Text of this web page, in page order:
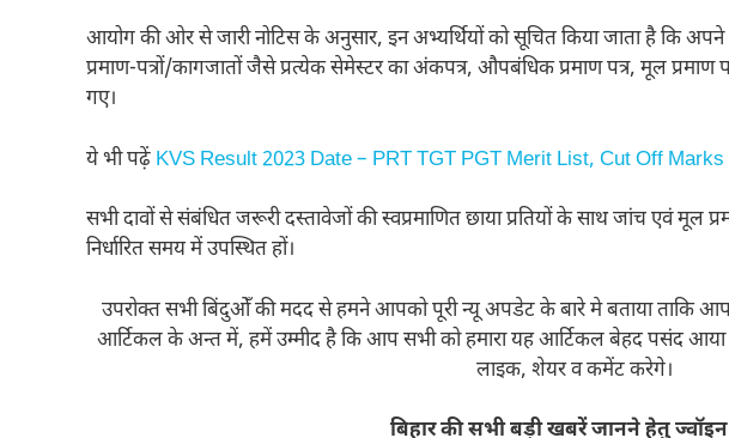
आयोग की ओर से जारी नोटिस के अनुसार, इन अभ्यर्थियों को सूचित किया जाता है कि
प्रमाण-पत्रों/कागजातों जैसे प्रत्येक सेमेस्टर का अंकपत्र, औपबंधिक प्रमाण पत्र, मूल प्रमाण
गए।
ये भी पढ़ें KVS Result 2023 Date – PRT TGT PGT Merit List, Cut Off Marks
सभी दावों से संबंधित जरूरी दस्तावेजों की स्वप्रमाणित छाया प्रतियों के साथ जांच एवं मूल
निर्धारित समय में उपस्थित हों।
उपरोक्त सभी बिंदुओँ की मदद से हमने आपको पूरी न्यू अपडेट के बारे मे बताया ताकि आप
आर्टिकल के अन्त में, हमें उम्मीद है कि आप सभी को हमारा यह आर्टिकल बेहद पसंद
लाइक, शेयर व कमेंट करेगे।
बिहार की सभी बड़ी खबरें जानने हेतु